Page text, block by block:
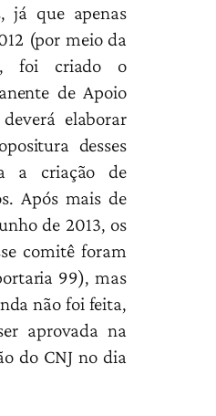
já que apenas
(por meio da
foi criado o
de Apoio
elaborar
desses
a criação de
Após mais de
de 2013, os
comitê foram
99), mas
não foi feita,
aprovada na
do CNJ no dia